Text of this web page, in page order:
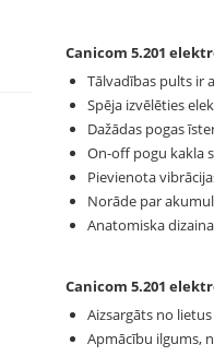
Canicom 5.201
Tālvadības pults ir
Spēja izvēlēties
Dažādas pogas
On-off pogu kakla
Pievienota
Norāde par
Anatomiska
Canicom 5.201
Aizsargāts no lietus
Apmācību ilgums,